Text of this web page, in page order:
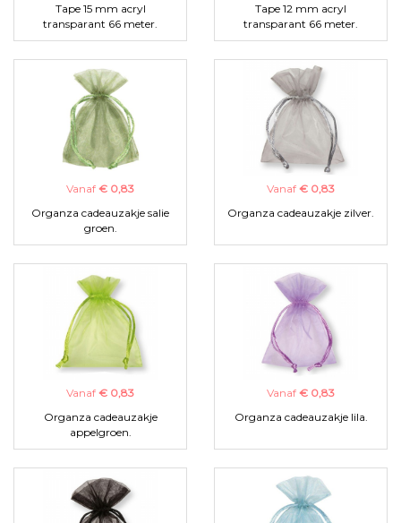
Tape 15 mm acryl
transparant 66 meter.
Tape 12 mm acryl
transparant 66 meter.
Vanaf € 0,83
Organza cadeauzakje salie
groen.
Vanaf € 0,83
Organza cadeauzakje zilver.
Vanaf € 0,83
Organza cadeauzakje
appelgroen.
Vanaf € 0,83
Organza cadeauzakje lila.